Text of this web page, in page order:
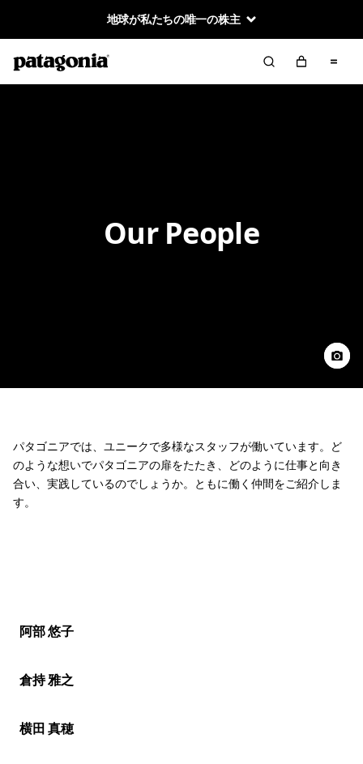
地球が私たちの唯一の株主
Our People
パタゴニアでは、ユニークで多様なスタッフが働いています。ど
のような想いでパタゴニアの扉をたたき、どのように仕事と向き
合い、実践しているのでしょうか。ともに働く仲間をご紹介しま
す。
阿部 悠子
倉持 雅之
横田 真穂